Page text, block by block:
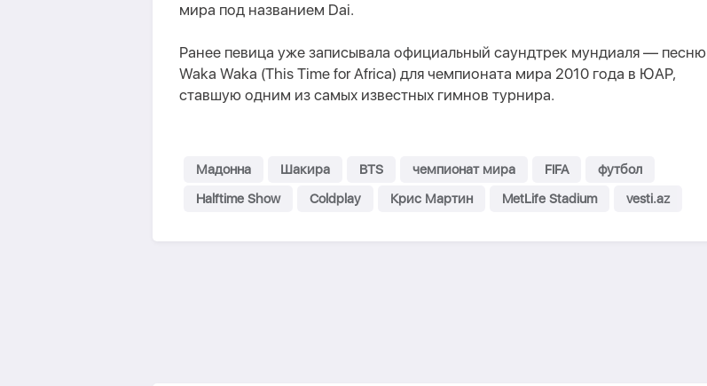
мира под названием Dai.
Ранее певица уже записывала официальный саундтрек мундиаля — песню
Waka Waka (This Time for Africa) для чемпионата мира 2010 года в ЮАР,
ставшую одним из самых известных гимнов турнира.
Мадонна Шакира BTS чемпионат мира FIFA
футбол
Halftime Show
Coldplay Крис Мартин MetLife Stadium vesti.az